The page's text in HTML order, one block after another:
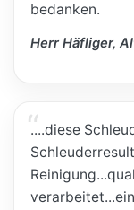
bedanken.
Herr Häfliger,
....diese